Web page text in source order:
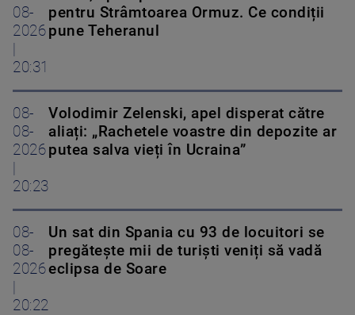
08-
2026
|
20:31
pentru Strâmtoarea Ormuz. Ce condiții
pune Teheranul
08-
08-
2026
|
20:23
Volodimir Zelenski, apel disperat către
aliați: „Rachetele voastre din depozite ar
putea salva vieți în Ucraina”
08-
08-
2026
|
20:22
Un sat din Spania cu 93 de locuitori se
pregătește mii de turiști veniți să vadă
eclipsa de Soare